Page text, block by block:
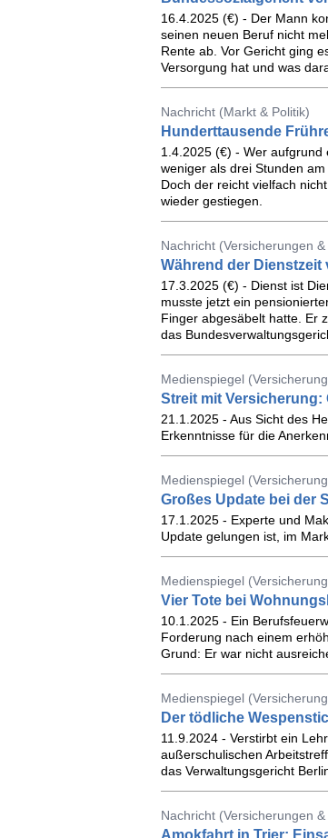
16.4.2025 (€) - Der Mann
seinen neuen Beruf nicht
Rente ab. Vor Gericht ging
Versorgung hat und was
Nachricht (Markt & Politik)
Hunderttausende
1.4.2025 (€) - Wer
weniger als drei Stunden
Doch der reicht vielfach
wieder gestiegen.
Nachricht (Versicherungen
Während der
17.3.2025 (€) - Dienst ist
musste jetzt ein
Finger abgesäbelt hatte. Er
das
Medienspiegel
Streit mit
21.1.2025 - Aus Sicht des
Erkenntnisse für die
Medienspiegel
Großes Update bei der
17.1.2025 - Experte und
Update gelungen ist, im
Medienspiegel
Vier Tote bei
10.1.2025 - Ein
For­de­rung nach einem
Grund: Er war nicht
Medienspiegel
Der tödliche
11.9.2024 - Verstirbt ein
außerschulischen
das Verwaltungsgericht
Nachricht (Versicherungen
Amokfahrt in Trier: